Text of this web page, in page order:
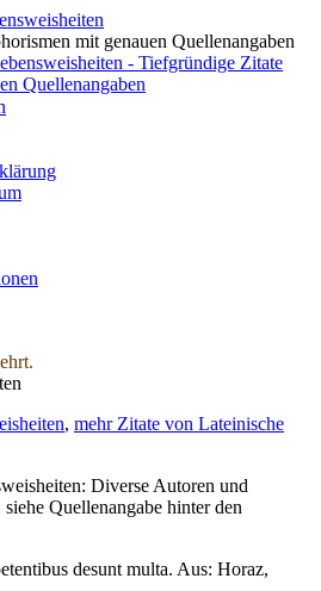
mit genauen Quellenangaben
, mehr Zitate von Lateinische
Diverse Autoren und
Quellenangabe hinter den
desunt multa. Aus: Horaz,